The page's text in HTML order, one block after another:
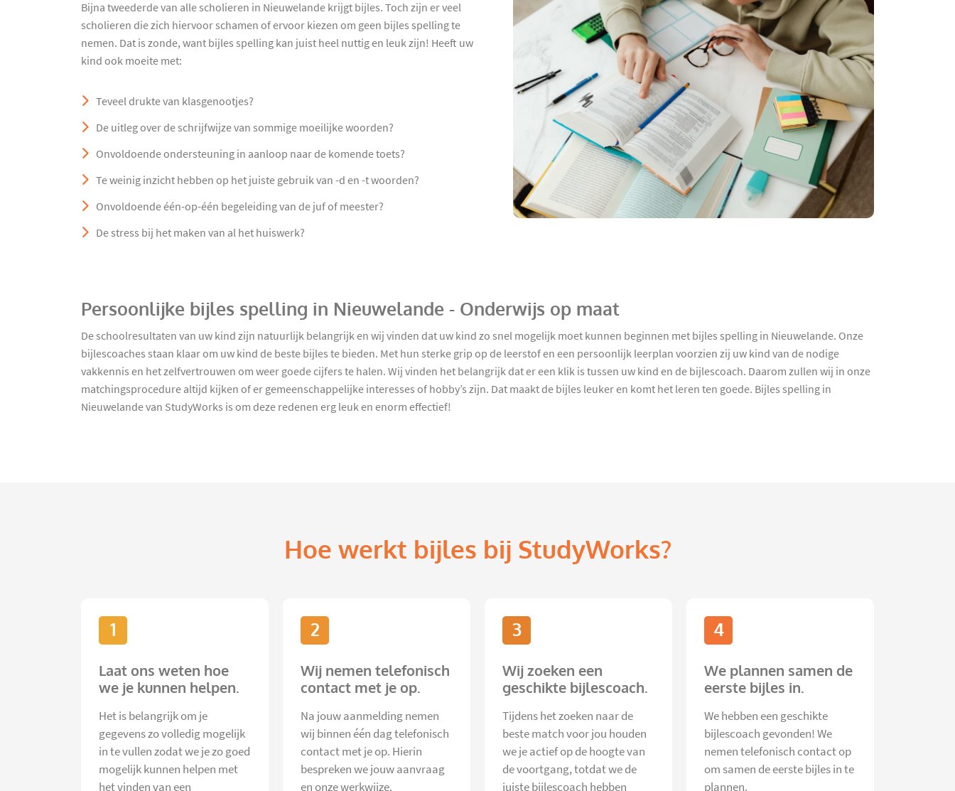
Bijna tweederde van alle scholieren in Nieuwelande krijgt bijles. Toch zijn er veel
scholieren die zich hiervoor schamen of ervoor kiezen om geen bijles spelling te
nemen. Dat is zonde, want bijles spelling kan juist heel nuttig en leuk zijn! Heeft uw
kind ook moeite met:
Teveel drukte van klasgenootjes?
De uitleg over de schrijfwijze van sommige moeilijke woorden?
Onvoldoende ondersteuning in aanloop naar de komende toets?
Te weinig inzicht hebben op het juiste gebruik van -d en -t woorden?
Onvoldoende één-op-één begeleiding van de juf of meester?
De stress bij het maken van al het huiswerk?
Persoonlijke bijles spelling in Nieuwelande - Onderwijs op maat
De schoolresultaten van uw kind zijn natuurlijk belangrijk en wij vinden dat uw kind zo snel mogelijk moet kunnen beginnen met bijles spelling in Nieuwelande. Onze
bijlescoaches staan klaar om uw kind de beste bijles te bieden. Met hun sterke grip op de leerstof en een persoonlijk leerplan voorzien zij uw kind van de nodige
vakkennis en het zelfvertrouwen om weer goede cijfers te halen. Wij vinden het belangrijk dat er een klik is tussen uw kind en de bijlescoach. Daarom zullen wij in onze
matchingsprocedure altijd kijken of er gemeenschappelijke interesses of hobby’s zijn. Dat maakt de bijles leuker en komt het leren ten goede. Bijles spelling in
Nieuwelande van StudyWorks is om deze redenen erg leuk en enorm effectief!
Hoe werkt bijles bij StudyWorks?
1
Laat ons weten hoe
we je kunnen helpen.
Het is belangrijk om je
gegevens zo volledig mogelijk
in te vullen zodat we je zo goed
mogelijk kunnen helpen met
het vinden van een
2
Wij nemen telefonisch
contact met je op.
Na jouw aanmelding nemen
wij binnen één dag telefonisch
contact met je op. Hierin
bespreken we jouw aanvraag
en onze werkwijze.
3
Wij zoeken een
geschikte bijlescoach.
Tijdens het zoeken naar de
beste match voor jou houden
we je actief op de hoogte van
de voortgang, totdat we de
juiste bijlescoach hebben
4
We plannen samen de
eerste bijles in.
We hebben een geschikte
bijlescoach gevonden! We
nemen telefonisch contact op
om samen de eerste bijles in te
plannen.